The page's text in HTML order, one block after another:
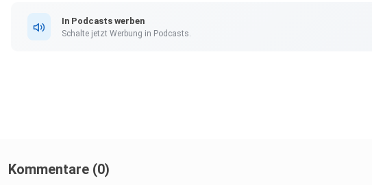
In Podcasts werben
Schalte jetzt Werbung in Podcasts.
Kommentare (0)